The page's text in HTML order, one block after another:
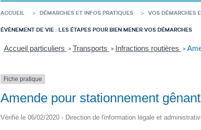
ACCUEIL DÉMARCHES ET INFOS PRATIQUES VOS DÉMARCHES
ÉVÈNEMENT DE VIE : LES ÉTAPES POUR BIEN MENER VOS DÉMARCHES
Accueil particuliers > Transports > Infractions routières >
Fiche pratique
Amende pour stationnement
Vérifié le 06/02/2020 - Direction de l'information légale et